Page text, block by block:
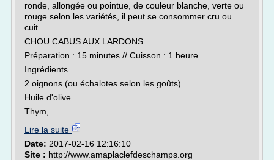
ronde, allongée ou pointue, de couleur blanche, verte ou
rouge selon les variétés, il peut se consommer cru ou
cuit.
CHOU CABUS AUX LARDONS
Préparation : 15 minutes // Cuisson : 1 heure
Ingrédients
2 oignons (ou échalotes selon les goûts)
Huile d'olive
Thym,...
Lire la suite
Date: 2017-02-16 12:16:10
Site : http://www.amaplaclefdeschamps.org